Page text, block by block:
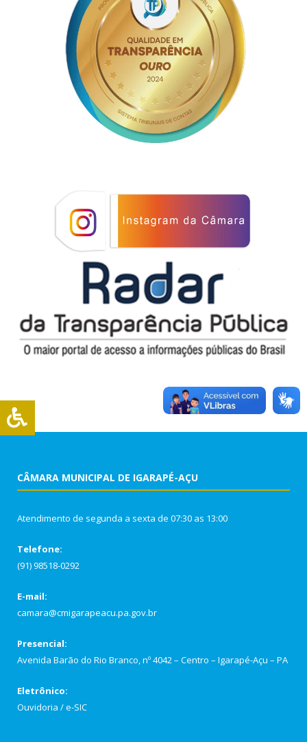
CÂMARA MUNICIPAL DE IGARAPÉ-AÇU
Atendimento de segunda a sexta de 07:30 as 13:00
Telefone:
(91) 98518-0292
E-mail:
camara@cmigarapeacu.pa.gov.br
Presencial:
Avenida Barão do Rio Branco, nº 4042 – Centro – Igarapé-Açu – PA
Eletrônico:
Ouvidoria /e-SIC